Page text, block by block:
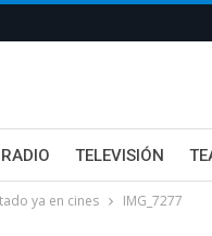
RADIO TELEVISIÓN
ya en cines IMG_7277